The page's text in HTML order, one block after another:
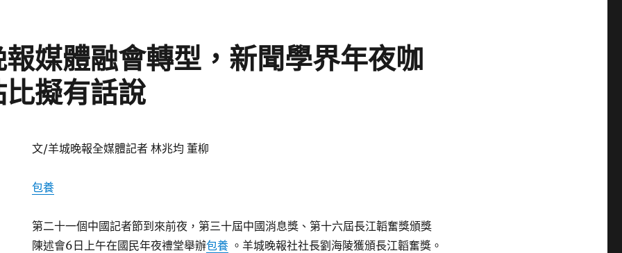
報媒體融會轉型，新聞學界年夜咖
擬有話說
文/羊城晚報全媒體記者 林兆均 董柳
包養
第二十一個中國記者節到來前夜，第三十屆中國消息獎、第十六屆長江韜奮獎頒獎
陳述會6日上午在國民年夜禮堂舉辦包養 。羊城晚報社社長劉海陵獲頒長江韜奮獎。